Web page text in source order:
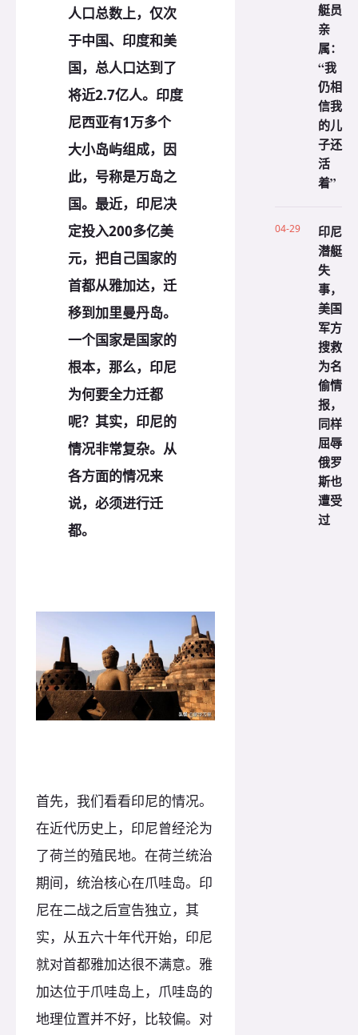
人口总数上，仅次
于中国、印度和美
国，总人口达到了
将近2.7亿人。印度
尼西亚有1万多个
大小岛屿组成，因
此，号称是万岛之
国。最近，印尼决
定投入200多亿美
元，把自己国家的
首都从雅加达，迁
移到加里曼丹岛。
一个国家是国家的
根本，那么，印尼
为何要全力迁都
呢？其实，印尼的
情况非常复杂。从
各方面的情况来
说，必须进行迁
都。
首先，我们看看印尼的情况。
在近代历史上，印尼曾经沦为
了荷兰的殖民地。在荷兰统治
期间，统治核心在爪哇岛。印
尼在二战之后宣告独立，其
实，从五六十年代开始，印尼
就对首都雅加达很不满意。雅
加达位于爪哇岛上，爪哇岛的
地理位置并不好，比较偏。对
艇员
亲
属：
“我
仍相
信我
的儿
子还
活
着”
04-29
印尼
潜艇
失
事，
美国
军方
搜救
为名
偷情
报，
同样
屈辱
俄罗
斯也
遭受
过